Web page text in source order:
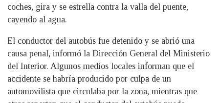
coches, gira y se estrella contra la valla del puente,
cayendo al agua.
El conductor del autobús fue detenido y se abrió una
causa penal, informó la Dirección General del Ministerio
del Interior. Algunos medios locales informan que el
accidente se habría producido por culpa de un
automovilista que circulaba por la zona, mientras que